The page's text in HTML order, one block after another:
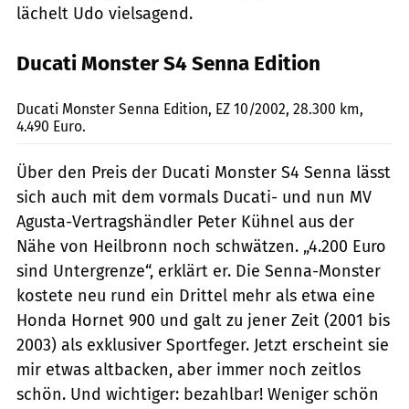
lächelt Udo vielsagend.
Ducati Monster S4 Senna Edition
Ducati Monster Senna Edition, EZ 10/2002, 28.300 km,
4.490 Euro.
Über den Preis der Ducati Monster S4 Senna lässt
sich auch mit dem vormals Ducati- und nun MV
Agusta-Vertragshändler Peter Kühnel aus der
Nähe von Heilbronn noch schwätzen. „4.200 Euro
sind Untergrenze“, erklärt er. Die Senna-Monster
kostete neu rund ein Drittel mehr als etwa eine
Honda Hornet 900 und galt zu jener Zeit (2001 bis
2003) als exklusiver Sportfeger. Jetzt erscheint sie
mir etwas altbacken, aber immer noch zeitlos
schön. Und wichtiger: bezahlbar! Weniger schön